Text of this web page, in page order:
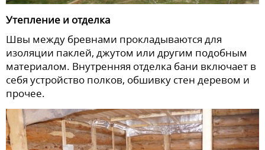
Утепление и отделка
Швы между бревнами прокладываются для
изоляции паклей, джутом или другим подобным
материалом. Внутренняя отделка бани включает в
себя устройство полков, обшивку стен деревом и
прочее.